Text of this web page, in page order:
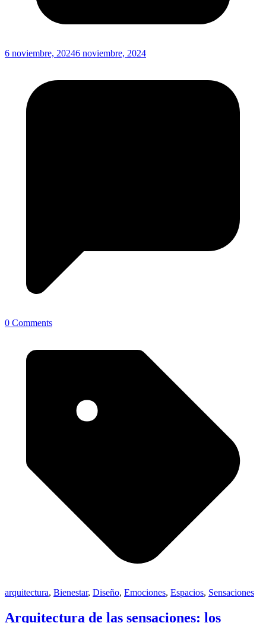
6 noviembre, 20246 noviembre, 2024
0 Comments
arquitectura, Bienestar, Diseño, Emociones, Espacios, Sensaciones
Arquitectura de las sensaciones: los